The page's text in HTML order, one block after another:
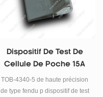
Dispositif De Test De
Cellule De Poche 15A
TOB-4340-5 de haute précision
de type fendu p dispositif de test